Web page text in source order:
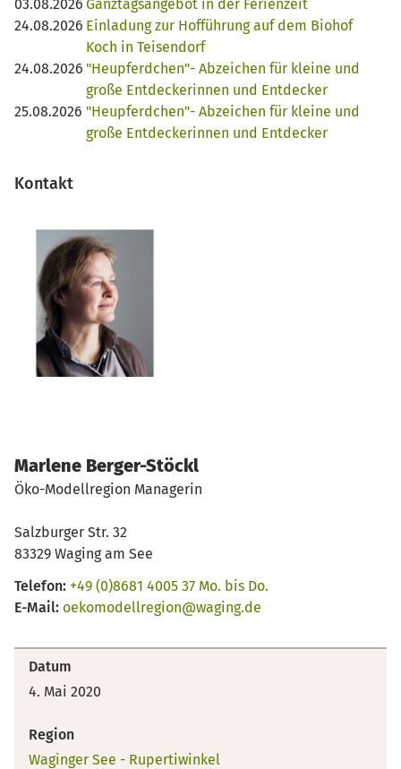
03.08.2026 Ganztagsangebot in der Ferienzeit
24.08.2026 Einladung zur Hofführung auf dem Biohof
Koch in Teisendorf
24.08.2026 "Heupferdchen"- Abzeichen für kleine und
große Entdeckerinnen und Entdecker
25.08.2026 "Heupferdchen"- Abzeichen für kleine und
große Entdeckerinnen und Entdecker
Kontakt
Marlene Berger-Stöckl
Öko-Modellregion Managerin
Salzburger Str. 32
83329 Waging am See
Telefon: +49 (0)8681 4005 37 Mo. bis Do.
E-Mail: oekomodellregion@waging.de
Datum
4. Mai 2020
Region
Waginger See - Rupertiwinkel